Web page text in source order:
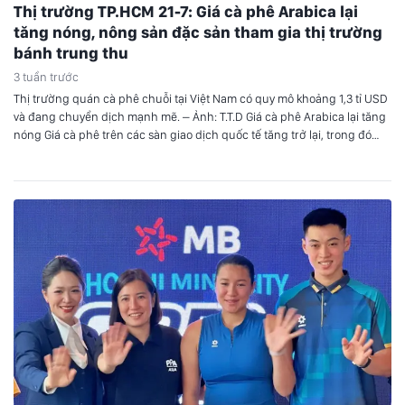
Thị trường TP.HCM 21-7: Giá cà phê Arabica lại
tăng nóng, nông sản đặc sản tham gia thị trường
bánh trung thu
3 tuần trước
Thị trường quán cà phê chuỗi tại Việt Nam có quy mô khoảng 1,3 tỉ USD
và đang chuyển dịch mạnh mẽ. – Ảnh: T.T.D Giá cà phê Arabica lại tăng
nóng Giá cà phê trên các sàn giao dịch quốc tế tăng trở lại, trong đó